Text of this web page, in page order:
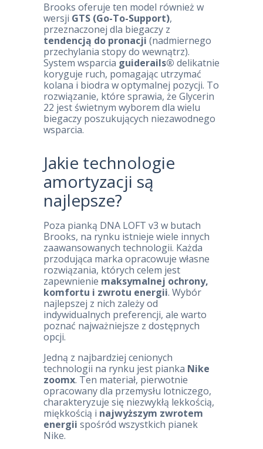
Brooks oferuje ten model również w
wersji GTS (Go-To-Support),
przeznaczonej dla biegaczy z
tendencją do pronacji (nadmiernego
przechylania stopy do wewnątrz).
System wsparcia guiderails® delikatnie
koryguje ruch, pomagając utrzymać
kolana i biodra w optymalnej pozycji. To
rozwiązanie, które sprawia, że Glycerin
22 jest świetnym wyborem dla wielu
biegaczy poszukujących niezawodnego
wsparcia.
Jakie technologie
amortyzacji są
najlepsze?
Poza pianką DNA LOFT v3 w butach
Brooks, na rynku istnieje wiele innych
zaawansowanych technologii. Każda
przodująca marka opracowuje własne
rozwiązania, których celem jest
zapewnienie maksymalnej ochrony,
komfortu i zwrotu energii. Wybór
najlepszej z nich zależy od
indywidualnych preferencji, ale warto
poznać najważniejsze z dostępnych
opcji.
Jedną z najbardziej cenionych
technologii na rynku jest pianka Nike
zoomx. Ten materiał, pierwotnie
opracowany dla przemysłu lotniczego,
charakteryzuje się niezwykłą lekkością,
miękkością i najwyższym zwrotem
energii spośród wszystkich pianek
Nike.